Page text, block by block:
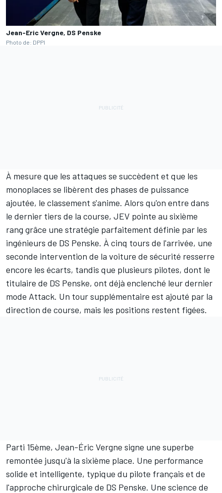
Jean-Eric Vergne, DS Penske
Photo de: DPPI
À mesure que les attaques se succèdent et que les
monoplaces se libèrent des phases de puissance
ajoutée, le classement s'anime. Alors qu'on entre dans
le dernier tiers de la course, JEV pointe au sixième
rang grâce une stratégie parfaitement définie par les
ingénieurs de DS Penske. À cinq tours de l'arrivée, une
seconde intervention de la voiture de sécurité resserre
encore les écarts, tandis que plusieurs pilotes, dont le
titulaire de DS Penske, ont déjà enclenché leur dernier
mode Attack. Un tour supplémentaire est ajouté par la
direction de course, mais les positions restent figées.
Parti 15ème, Jean-Éric Vergne signe une superbe
remontée jusqu'à la sixième place. Une performance
solide et intelligente, typique du pilote français et de
l'approche chirurgicale de DS Penske. Une science de